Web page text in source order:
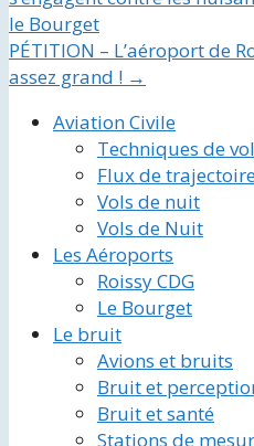
le Bourget
PÉTITION – L’aéroport de
assez grand ! →
Aviation Civile
Techniques de vol
Flux de
Vols de nuit
Vols de Nuit
Les Aéroports
Roissy CDG
Le Bourget
Le bruit
Avions et bruits
Bruit et
Bruit et santé
Stations de